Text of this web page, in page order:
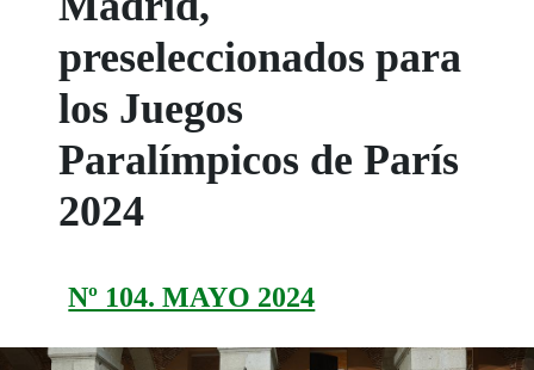
preseleccionados para
los Juegos
Paralímpicos de París
2024
Nº 104. MAYO 2024